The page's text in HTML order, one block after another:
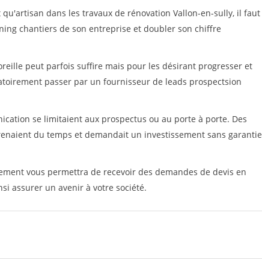
dans les travaux de rénovation Vallon-en-sully, il faut
chantiers de son entreprise et doubler son chiffre
peut parfois suffire mais pour les désirant progresser et
passer par un fournisseur de leads prospectsion
se limitaient aux prospectus ou au porte à porte. Des
du temps et demandait un investissement sans garantie
vous permettra de recevoir des demandes de devis en
assurer un avenir à votre société.